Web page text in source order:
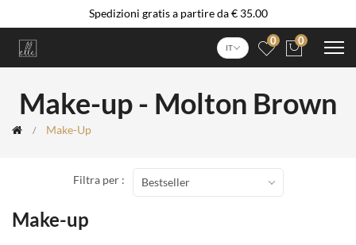
Spedizioni gratis a partire da € 35.00
IT
0 0
Make-up - Molton Brown
Make-Up
Make-up
Filtra per : Bestseller